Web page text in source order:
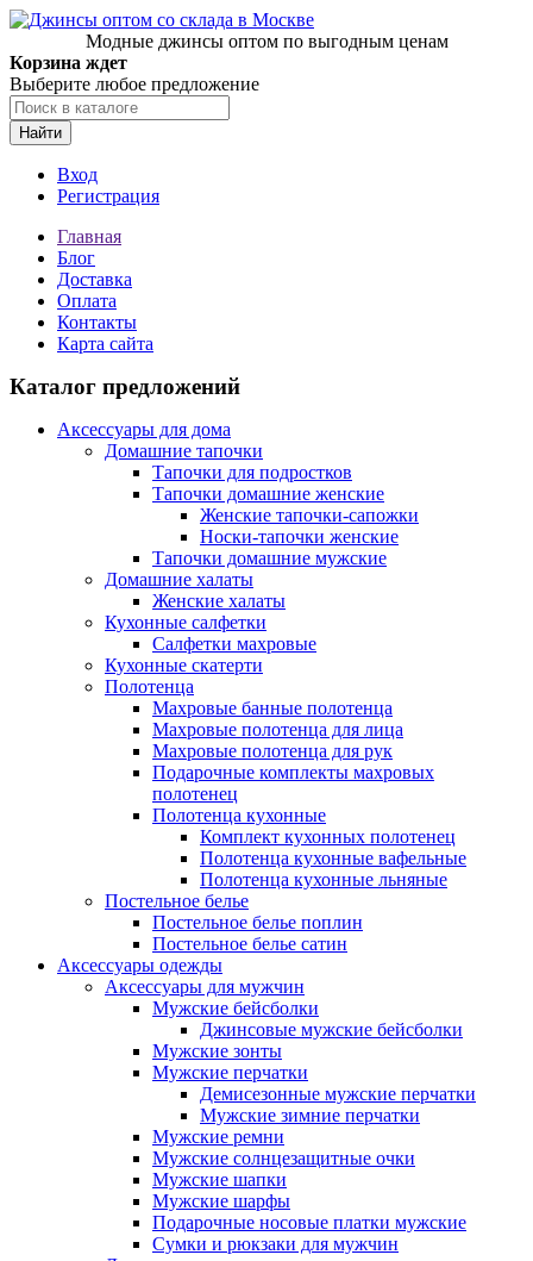
Модные джинсы оптом по выгодным ценам
Корзина ждет
Выберите любое предложение
Найти
Вход
Регистрация
Главная
Блог
Доставка
Оплата
Контакты
Карта сайта
Каталог предложений
Аксессуары для дома
Домашние тапочки
Тапочки для подростков
Тапочки домашние женские
Женские тапочки-сапожки
Носки-тапочки женские
Тапочки домашние мужские
Домашние халаты
Женские халаты
Кухонные салфетки
Салфетки махровые
Кухонные скатерти
Полотенца
Махровые банные полотенца
Махровые полотенца для лица
Махровые полотенца для рук
Подарочные комплекты махровых
полотенец
Полотенца кухонные
Комплект кухонных полотенец
Полотенца кухонные вафельные
Полотенца кухонные льняные
Постельное белье
Постельное белье поплин
Постельное белье сатин
Аксессуары одежды
Аксессуары для мужчин
Мужские бейсболки
Джинсовые мужские бейсболки
Мужские зонты
Мужские перчатки
Демисезонные мужские перчатки
Мужские зимние перчатки
Мужские ремни
Мужские солнцезащитные очки
Мужские шапки
Мужские шарфы
Подарочные носовые платки мужские
Сумки и рюкзаки для мужчин